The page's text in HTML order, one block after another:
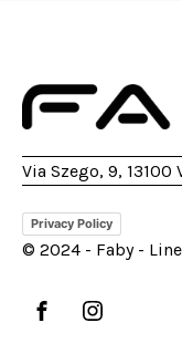
Via Szego, 9, 13100
Privacy Policy
© 2024 - Faby - Line